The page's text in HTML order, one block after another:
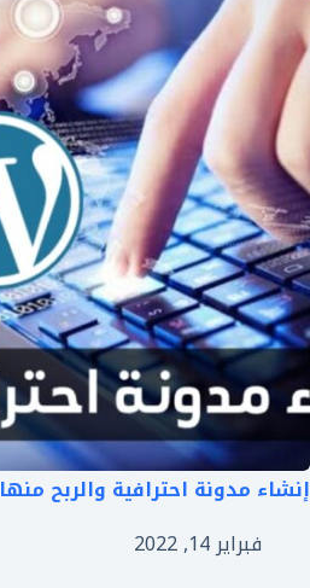
إنشاء مدونة احترافية والربح منها
فبراير 14, 2022